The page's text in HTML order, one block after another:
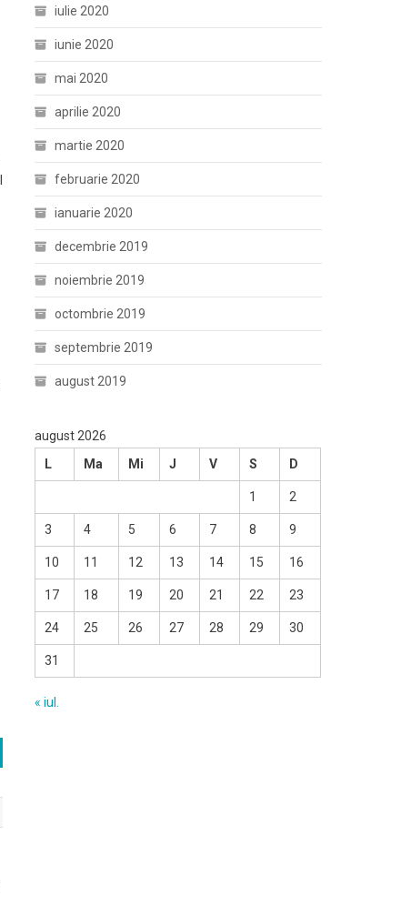
iulie 2020
iunie 2020
mai 2020
aprilie 2020
martie 2020
februarie 2020
ianuarie 2020
decembrie 2019
noiembrie 2019
octombrie 2019
septembrie 2019
august 2019
august 2026
L
Ma Mi J V S D
1 2
3 4 5 6 7 8 9
10 11 12 13 14 15 16
17 18 19 20 21 22 23
24 25 26 27 28 29 30
31
« iul.